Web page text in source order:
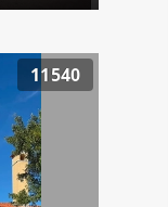
11540